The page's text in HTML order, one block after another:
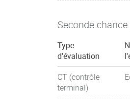
Seconde
Type
d'évaluation
CT (contrôle
terminal)